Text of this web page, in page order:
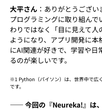
大平さん ：ありがとうござ
プログラミングに取り組ん
わりではなく「目に見えて
ようになり、アプリ開発に
にAI関連が好きで、学習や日
るのが楽しいです。
※1 Python（パイソン）は、世界中で広
です。
―― 今回の『Neureka!』は